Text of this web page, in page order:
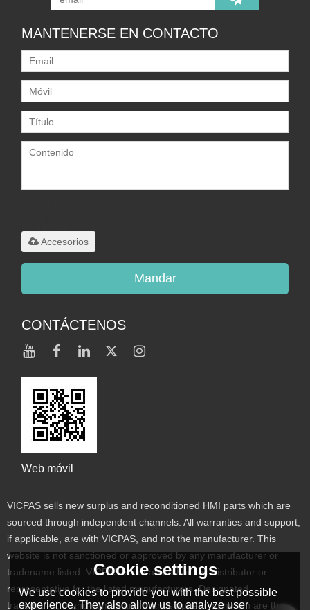
MANTENERSE EN CONTACTO
Accesorios
Mandar
CONTÁCTENOS
Web móvil
VICPAS sells new surplus and reconditioned HMI parts which are
sourced through independent channels. All warranties and support,
if applicable, are with VICPAS, and not the manufacturer. This
website is not sanctioned or approved by any manufacturer or
tradename listed. VICPAS is not an authorized distributor or
representative for the listed manufacturers. Designated
trademarks, brand names and brands appearing herein are the
Cookie settings
We use cookies to provide you with the best possible
experience. They also allow us to analyze user